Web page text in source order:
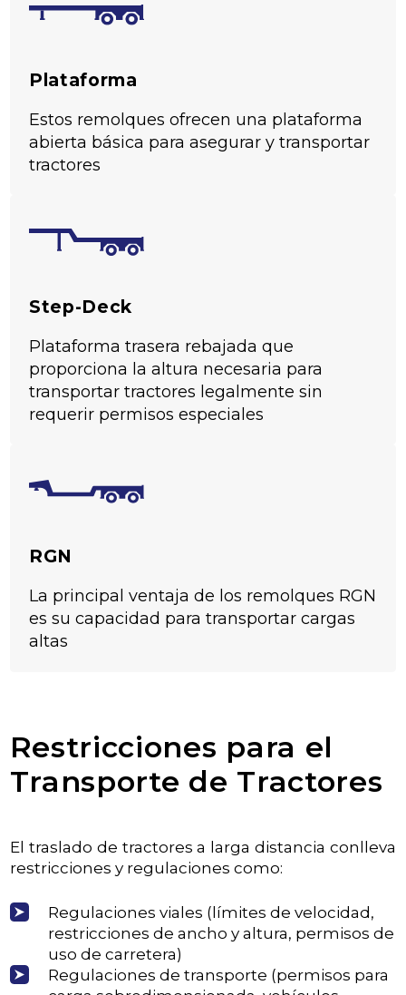
Plataforma
Estos remolques ofrecen una plataforma
abierta básica para asegurar y transportar
tractores
Step-Deck
Plataforma trasera rebajada que
proporciona la altura necesaria para
transportar tractores legalmente sin
requerir permisos especiales
RGN
La principal ventaja de los remolques RGN
es su capacidad para transportar cargas
altas
Restricciones para el
Transporte de Tractores
El traslado de tractores a larga distancia conlleva
restricciones y regulaciones como:
Regulaciones viales (límites de velocidad,
restricciones de ancho y altura, permisos de
uso de carretera)
Regulaciones de transporte (permisos para